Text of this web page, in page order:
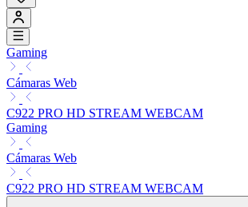
Gaming
Cámaras Web
C922 PRO HD STREAM WEBCAM
Gaming
Cámaras Web
C922 PRO HD STREAM WEBCAM